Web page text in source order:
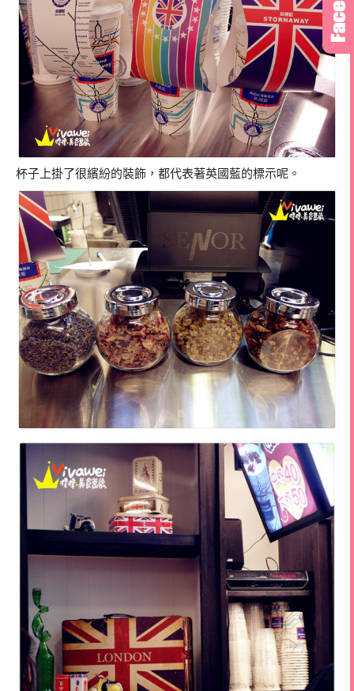
杯子上掛了很繽紛的裝飾，都代表著英國藍的標示呢。